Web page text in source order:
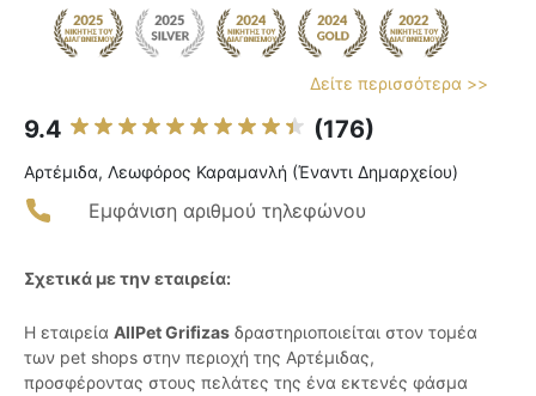
Δείτε περισσότερα >>
9.4 (176)
Αρτέμιδα, Λεωφόρος Καραμανλή (Έναντι Δημαρχείου)
Εμφάνιση αριθμού τηλεφώνου
Σχετικά με την εταιρεία:
Η εταιρεία AllPet Grifizas δραστηριοποιείται στον τομέα
των pet shops στην περιοχή της Αρτέμιδας,
προσφέροντας στους πελάτες της ένα εκτενές φάσμα